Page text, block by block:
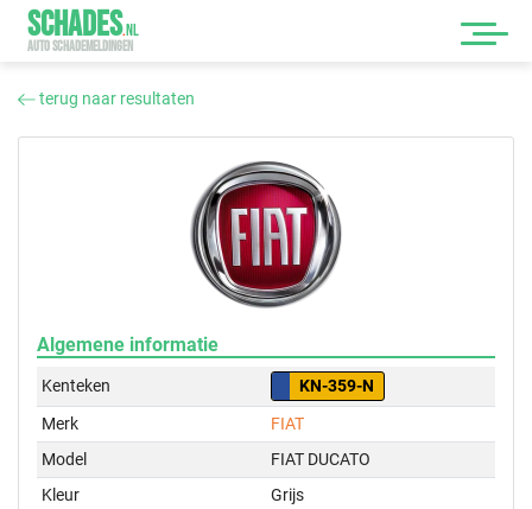
SCHADES.NL
AUTO SCHADEMELDINGEN
terug naar resultaten
Algemene informatie
Kenteken
KN-359-N
Merk
FIAT
Model
FIAT DUCATO
Kleur
Grijs